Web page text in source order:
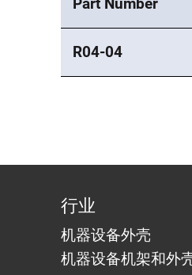
Part Number
R04-04
行业
机器设备外壳
机器设备机架和外